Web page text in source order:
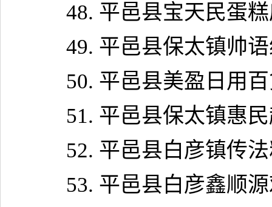
48. 平邑县宝天民蛋
49. 平邑县保太镇帅
50. 平邑县美盈日用
51. 平邑县保太镇惠
52. 平邑县白彦镇传
53. 平邑县白彦鑫顺